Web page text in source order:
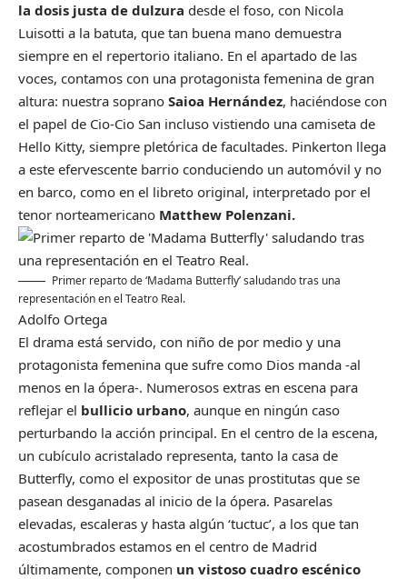
la dosis justa de dulzura desde el foso, con Nicola
Luisotti a la batuta, que tan buena mano demuestra
siempre en el repertorio italiano. En el apartado de las
voces, contamos con una protagonista femenina de gran
altura: nuestra soprano Saioa Hernández, haciéndose con
el papel de Cio-Cio San incluso vistiendo una camiseta de
Hello Kitty, siempre pletórica de facultades. Pinkerton llega
a este efervescente barrio conduciendo un automóvil y no
en barco, como en el libreto original, interpretado por el
tenor norteamericano Matthew Polenzani.
Primer reparto de ‘Madama Butterfly’ saludando tras una
representación en el Teatro Real.
Adolfo Ortega
El drama está servido, con niño de por medio y una
protagonista femenina que sufre como Dios manda -al
menos en la ópera-. Numerosos extras en escena para
reflejar el bullicio urbano, aunque en ningún caso
perturbando la acción principal. En el centro de la escena,
un cubículo acristalado representa, tanto la casa de
Butterfly, como el expositor de unas prostitutas que se
pasean desganadas al inicio de la ópera. Pasarelas
elevadas, escaleras y hasta algún ‘tuctuc’, a los que tan
acostumbrados estamos en el centro de Madrid
últimamente, componen un vistoso cuadro escénico